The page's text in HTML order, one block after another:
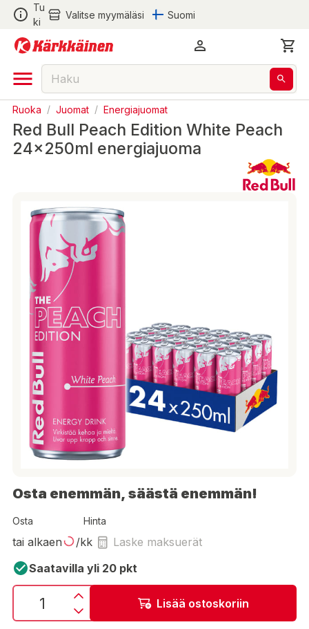
Tu
ki
Valitse myymäläsi Suomi
Ruoka / Juomat / Energiajuomat
Red Bull Peach Edition White Peach
24x250ml energiajuoma
Osta enemmän, säästä enemmän!
Osta Hinta
tai alkaen /kk
Laske maksuerät
Saatavilla yli 20 pkt
Lisää ostoskoriin